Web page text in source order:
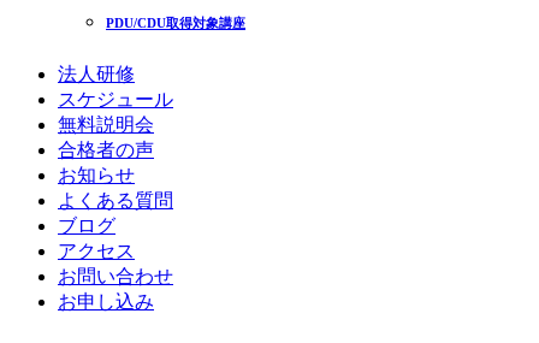
PDU/CDU取得対象講座
法人研修
スケジュール
無料説明会
合格者の声
お知らせ
よくある質問
ブログ
アクセス
お問い合わせ
お申し込み